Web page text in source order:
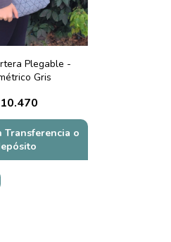
Plegable -
Gris
Transferencia o